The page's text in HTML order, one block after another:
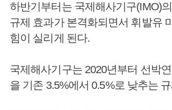
하반기부터는 국제해사기구(IMO)
규제 효과가 본격화되면서 휘발유
힘이 실리게 된다.
국제해사기구는 2020년부터 선박
을 기존 3.5%에서 0.5%로 낮추는